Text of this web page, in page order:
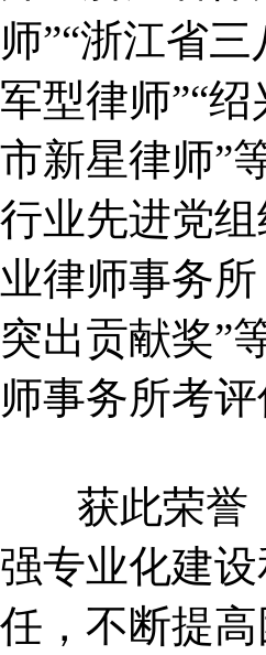
师”“浙江省
军型律师”“
市新星律师”
行业先进党
业律师事务
突出贡献奖”
师事务所考
获此荣誉
强专业化建
任，不断提